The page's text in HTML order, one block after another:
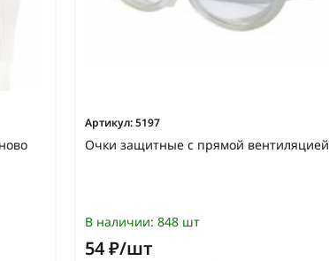
Артикул:5197
Очки защитные с прямой вентиляцией
В наличии: 848 шт
54 ₽/шт